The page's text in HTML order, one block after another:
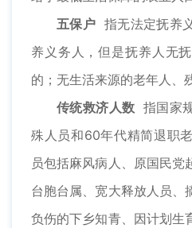
五保户 指无法定抚养
养义务人，但是抚养人无
的；无生活来源的老年人、
传统救济人数 指国家
殊人员和60年代精简退职
员包括麻风病人、原国民党
台胞台属、宽大释放人员、
负伤的下乡知青、因计划生